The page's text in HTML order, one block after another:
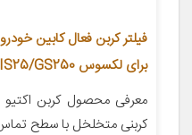
برای لکسوس IS25/GS250
معرفی محصول کربن اکتیو
کربنی متخلخل با سطح